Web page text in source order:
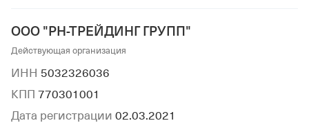
ООО "РН-ТРЕЙДИНГ ГРУПП"
Действующая организация
ИНН 5032326036
КПП 770301001
Дата регистрации 02.03.2021